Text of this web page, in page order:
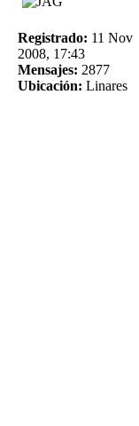
Registrado: 11 Nov
2008, 17:43
Mensajes: 2877
Ubicación: Linares